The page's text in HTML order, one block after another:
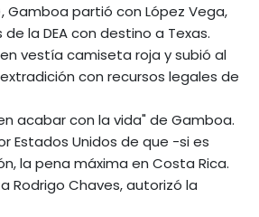
Gamboa partió con López Vega,
la DEA con destino a Texas.
vestía camiseta roja y subió al
con recursos legales de
acabar con la vida" de Gamboa.
Estados Unidos de que -si es
la pena máxima en Costa Rica.
Rodrigo Chaves, autorizó la